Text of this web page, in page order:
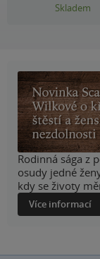
Skladem
Rodinná sága z
osudy jedné
kdy se životy
Více informací